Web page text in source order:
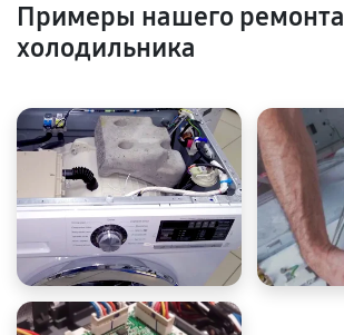
Примеры нашего ремонта
холодильника